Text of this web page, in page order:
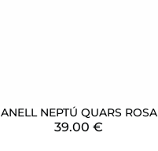
ANELL NEPTÚ QUARS ROSA
39.00€